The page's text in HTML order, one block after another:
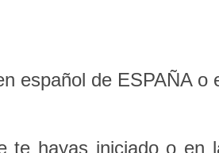
español de ESPAÑA o
te hayas iniciado o en